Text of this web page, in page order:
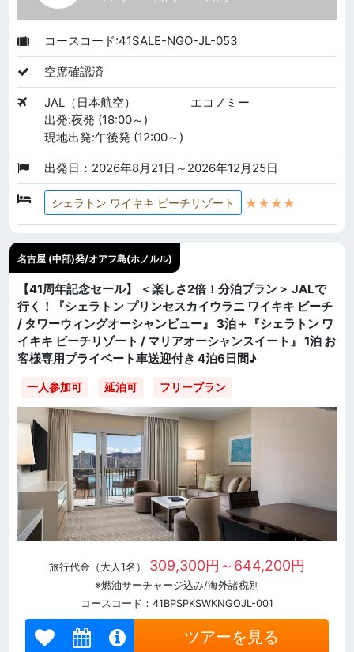
コースコード:41SALE-NGO-JL-053
空席確認済
JAL（日本航空）
エコノミー
出発:夜発 (18:00～)
現地出発:午後発 (12:00～)
出発日：2026年8月21日～2026年12月25日
シェラトン ワイキキ ビーチリゾート ★★★★
名古屋 (中部)発/オアフ島(ホノルル)
【41周年記念セール】 ＜楽しさ2倍！分泊プラン＞ JALで
行く！『シェラトン プリンセスカイウラニ ワイキキ ビーチ
/ タワーウィングオーシャンビュー』 3泊＋『シェラトン ワ
イキキ ビーチリゾート / マリアオーシャンスイート』 1泊 お
客様専用プライベート車送迎付き 4泊6日間♪
一人参加可 延泊可 フリープラン
旅行代金（大人1名） 309,300円～644,200円
※燃油サーチャージ込み/海外諸税別
コースコード：41BPSPKSWKNGOJL-001
ツアーを見る